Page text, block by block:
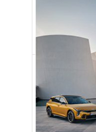
Bécs legélhetőbb város